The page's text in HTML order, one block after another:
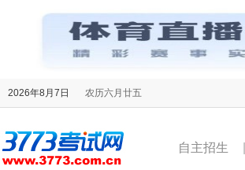
2026年8月7日 农历六月廿五
自主招生